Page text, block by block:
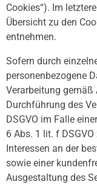
Cookies“). Im
Übersicht zu den
entnehmen.
Sofern durch
personenbezogene
Verarbeitung gemäß
Durchführung des
DSGVO im Falle
6 Abs. 1 lit. f
Interessen an der
sowie einer
Ausgestaltung des